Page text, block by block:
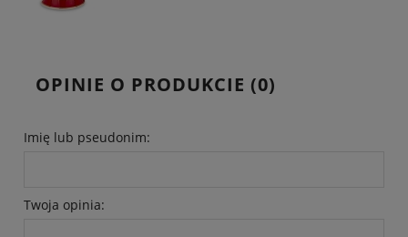
OPINIE O PRODUKCIE (0)
Imię lub pseudonim:
Twoja opinia: